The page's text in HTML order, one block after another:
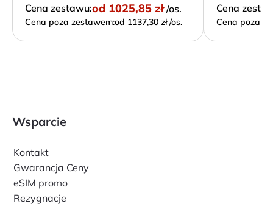
Cena zestawu:od 1025,85 zł /os.
Cena poza zestawem:od 1137,30 zł /os.
Cena
Cena poza
Wsparcie
Kontakt
Gwarancja Ceny
eSIM promo
Rezygnacje